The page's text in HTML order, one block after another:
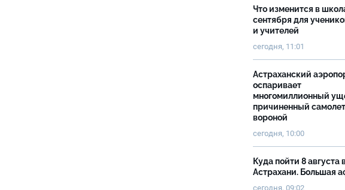
Что изменится в
сентября для
и учителей
сегодня, 11:01
Астраханский
оспаривает
многомиллионный
причиненный
вороной
сегодня, 10:00
Куда пойти 8 августа
Астрахани. Большая
сегодня, 09:02